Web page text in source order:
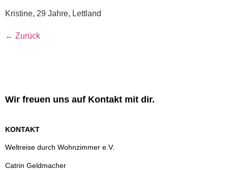
Kristine, 29 Jahre, Lettland
← Zurück
Wir freuen uns auf Kontakt mit dir.
KONTAKT
Weltreise durch Wohnzimmer e.V.
Catrin Geldmacher